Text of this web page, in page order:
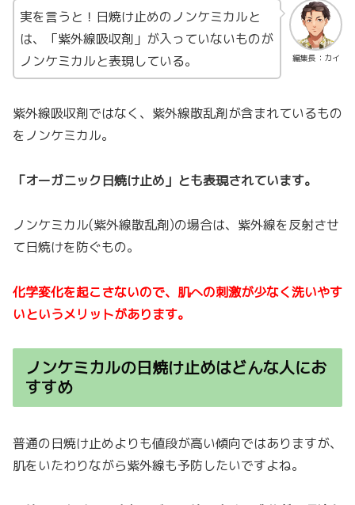
編集長：カイ
実を言うと！日焼け止めのノンケミカルと
は、「紫外線吸収剤」が入っていないものが
ノンケミカルと表現している。
紫外線吸収剤ではなく、紫外線散乱剤が含まれているもの
をノンケミカル。
「オーガニック日焼け止め」とも表現されています。
ノンケミカル(紫外線散乱剤)の場合は、紫外線を反射させ
て日焼けを防ぐもの。
化学変化を起こさないので、肌への刺激が少なく洗いやす
いというメリットがあります。
ノンケミカルの日焼け止めはどんな人にお
すすめ
普通の日焼け止めよりも値段が高い傾向ではありますが、
肌をいたわりながら紫外線も予防したいですよね。